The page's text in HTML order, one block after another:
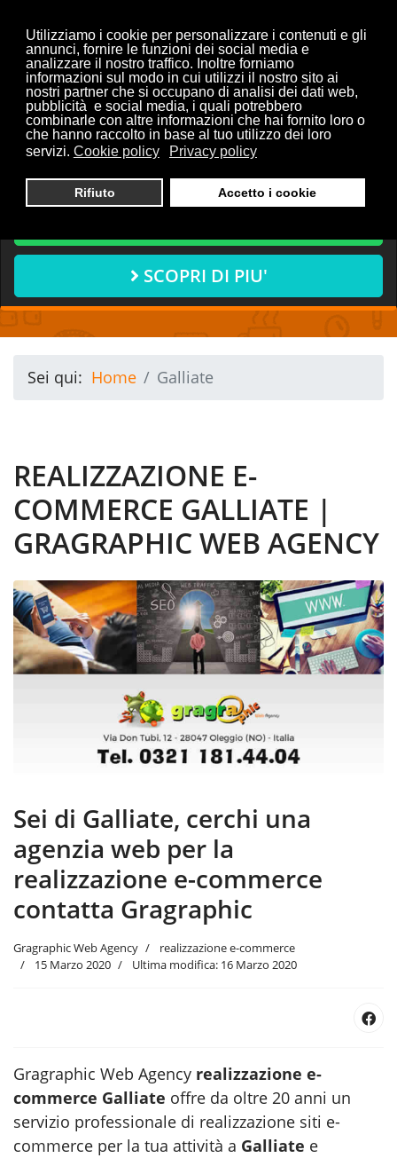
Utilizziamo i cookie per personalizzare i contenuti e gli
annunci, fornire le funzioni dei social media e
analizzare il nostro traffico. Inoltre forniamo
informazioni sul modo in cui utilizzi il nostro sito ai
nostri partner che si occupano di analisi dei dati web,
pubblicità e social media, i quali potrebbero
combinarle con altre informazioni che hai fornito loro o
che hanno raccolto in base al tuo utilizzo dei loro
servizi. Cookie policy Privacy policy
Rifiuto Accetto i cookie
Vuoi discutere con noi del
tuo progetto?
CONTATTACI ORA
SCOPRI DI PIU'
Sei qui: Home Galliate
REALIZZAZIONE E-
COMMERCE GALLIATE |
GRAGRAPHIC WEB AGENCY
Sei di Galliate, cerchi una
agenzia web per la
realizzazione e-commerce
contatta Gragraphic
Gragraphic Web Agency
realizzazione e-commerce
15 Marzo 2020
Ultima modifica: 16 Marzo 2020
Gragraphic Web Agency realizzazione e-
commerce Galliate offre da oltre 20 anni un
servizio professionale di realizzazione siti e-
commerce per la tua attività a Galliate e